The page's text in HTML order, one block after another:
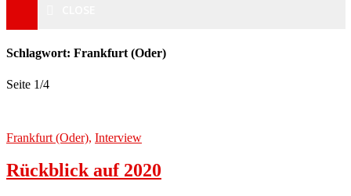
Schlagwort: Frankfurt (Oder)
Seite 1/4
Frankfurt (Oder), Interview
Rückblick auf 2020